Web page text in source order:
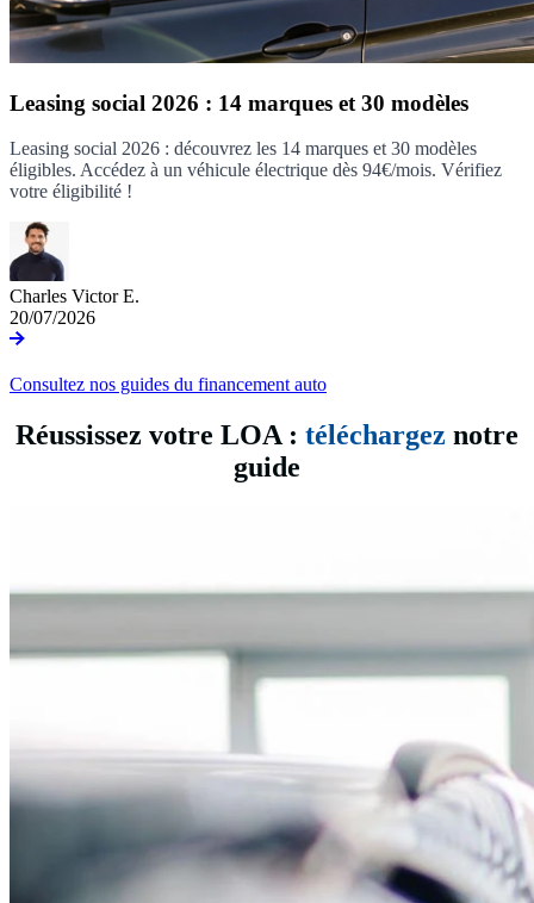
Leasing social 2026 : 14 marques et 30 modèles
Leasing social 2026 : découvrez les 14 marques et 30 modèles
éligibles. Accédez à un véhicule électrique dès 94€/mois. Vérifiez
votre éligibilité !
Charles Victor E.
20/07/2026
Consultez nos guides du financement auto
Réussissez votre LOA : téléchargez notre
guide